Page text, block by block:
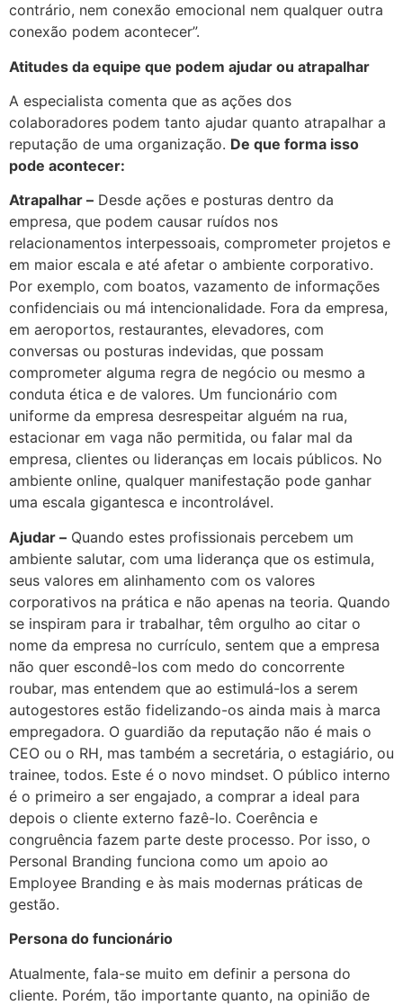
contrário, nem conexão emocional nem qualquer outra
conexão podem acontecer”.
Atitudes da equipe que podem ajudar ou atrapalhar
A especialista comenta que as ações dos
colaboradores podem tanto ajudar quanto atrapalhar a
reputação de uma organização. De que forma isso
pode acontecer:
Atrapalhar – Desde ações e posturas dentro da
empresa, que podem causar ruídos nos
relacionamentos interpessoais, comprometer projetos e
em maior escala e até afetar o ambiente corporativo.
Por exemplo, com boatos, vazamento de informações
confidenciais ou má intencionalidade. Fora da empresa,
em aeroportos, restaurantes, elevadores, com
conversas ou posturas indevidas, que possam
comprometer alguma regra de negócio ou mesmo a
conduta ética e de valores. Um funcionário com
uniforme da empresa desrespeitar alguém na rua,
estacionar em vaga não permitida, ou falar mal da
empresa, clientes ou lideranças em locais públicos. No
ambiente online, qualquer manifestação pode ganhar
uma escala gigantesca e incontrolável.
Ajudar – Quando estes profissionais percebem um
ambiente salutar, com uma liderança que os estimula,
seus valores em alinhamento com os valores
corporativos na prática e não apenas na teoria. Quando
se inspiram para ir trabalhar, têm orgulho ao citar o
nome da empresa no currículo, sentem que a empresa
não quer escondê-los com medo do concorrente
roubar, mas entendem que ao estimulá-los a serem
autogestores estão fidelizando-os ainda mais à marca
empregadora. O guardião da reputação não é mais o
CEO ou o RH, mas também a secretária, o estagiário, ou
trainee, todos. Este é o novo mindset. O público interno
é o primeiro a ser engajado, a comprar a ideal para
depois o cliente externo fazê-lo. Coerência e
congruência fazem parte deste processo. Por isso, o
Personal Branding funciona como um apoio ao
Employee Branding e às mais modernas práticas de
gestão.
Persona do funcionário
Atualmente, fala-se muito em definir a persona do
cliente. Porém, tão importante quanto, na opinião de